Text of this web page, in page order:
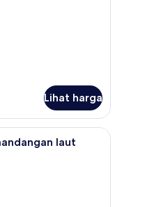
Lihat harga
premium, minibar, brankas, dan meja
laut